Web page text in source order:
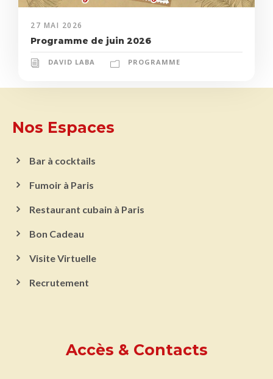
27 MAI 2026
Programme de juin 2026
DAVID LABA PROGRAMME
Nos Espaces
Bar à cocktails
Fumoir à Paris
Restaurant cubain à Paris
Bon Cadeau
Visite Virtuelle
Recrutement
Accès & Contacts